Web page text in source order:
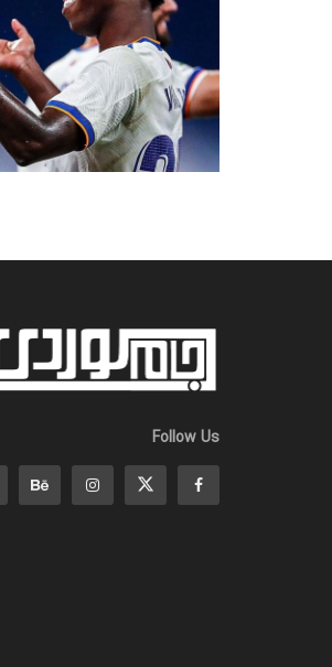
Follow Us